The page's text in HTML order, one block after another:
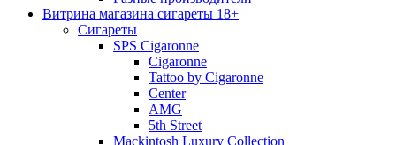
Витрина магазина сигареты 18+
Cигареты
SPS Cigaronne
Сigaronne
Tattoo by Cigaronne
Center
AMG
5th Street
Mackintosh Luxury Collection